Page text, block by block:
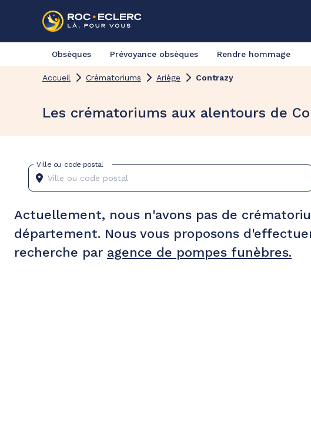
Obsèques Prévoyance obsèques Rendre hommage
Accueil Crématoriums Ariège Contrazy
Les crématoriums aux alentours de
Ville ou code postal
Actuellement, nous n'avons pas de
département. Nous vous proposons
recherche par agence de pompes funèbres.